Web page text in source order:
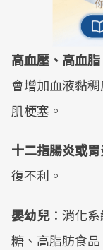
高血壓、高血
會增加血液黏
肌梗塞。
十二指腸炎或
復不利。
嬰幼兒：消化
糖、高脂肪食品